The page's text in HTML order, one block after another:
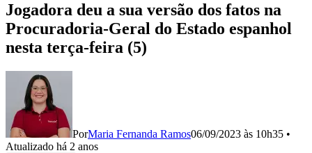
Jogadora deu a sua versão dos fatos na
Procuradoria-Geral do Estado espanhol
nesta terça-feira (5)
PorMaria Fernanda Ramos06/09/2023 às 10h35 •
Atualizado há 2 anos